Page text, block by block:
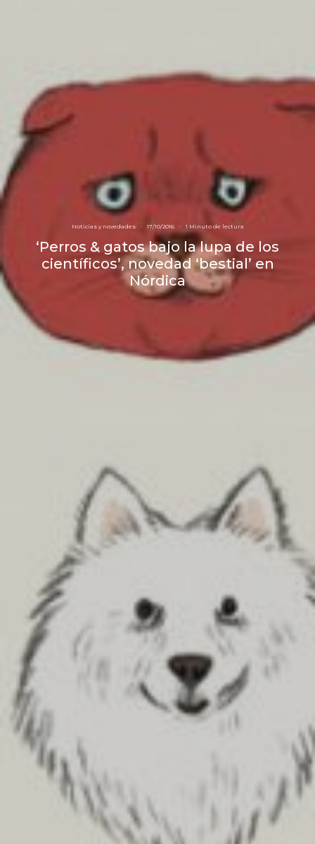
Noticias y novedades · 17/10/2016 · 1 Minuto de lectura
‘Perros & gatos bajo la lupa de los
científicos’, novedad ‘bestial’ en
Nórdica